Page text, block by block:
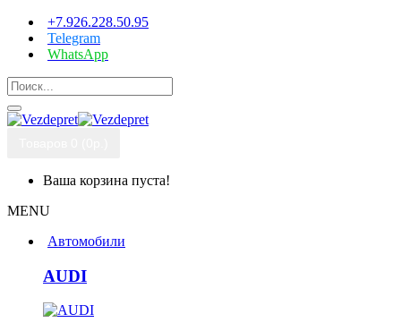
+7.926.228.50.95
Telegram
WhatsApp
Ваша корзина пуста!
MENU
Автомобили
AUDI